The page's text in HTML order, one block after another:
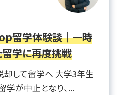
留学体験談｜一時
学に再度挑戦
却して留学へ 大学3年生
学が中止となり、...